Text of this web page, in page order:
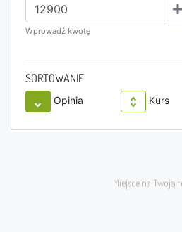
Wprowadź kwotę
SORTOWANIE
Opinia Kurs